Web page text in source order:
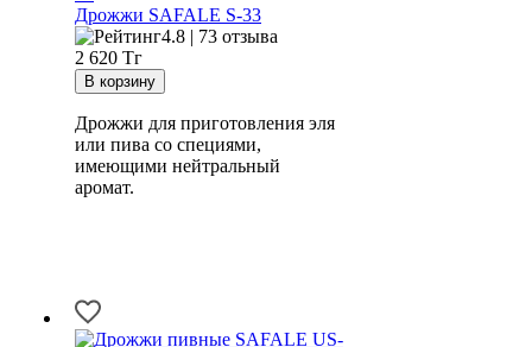
Дрожжи SAFALE S-33
4.8 | 73 отзыва
2 620 Тг
Дрожжи для приготовления эля
или пива со специями,
имеющими нейтральный
аромат.